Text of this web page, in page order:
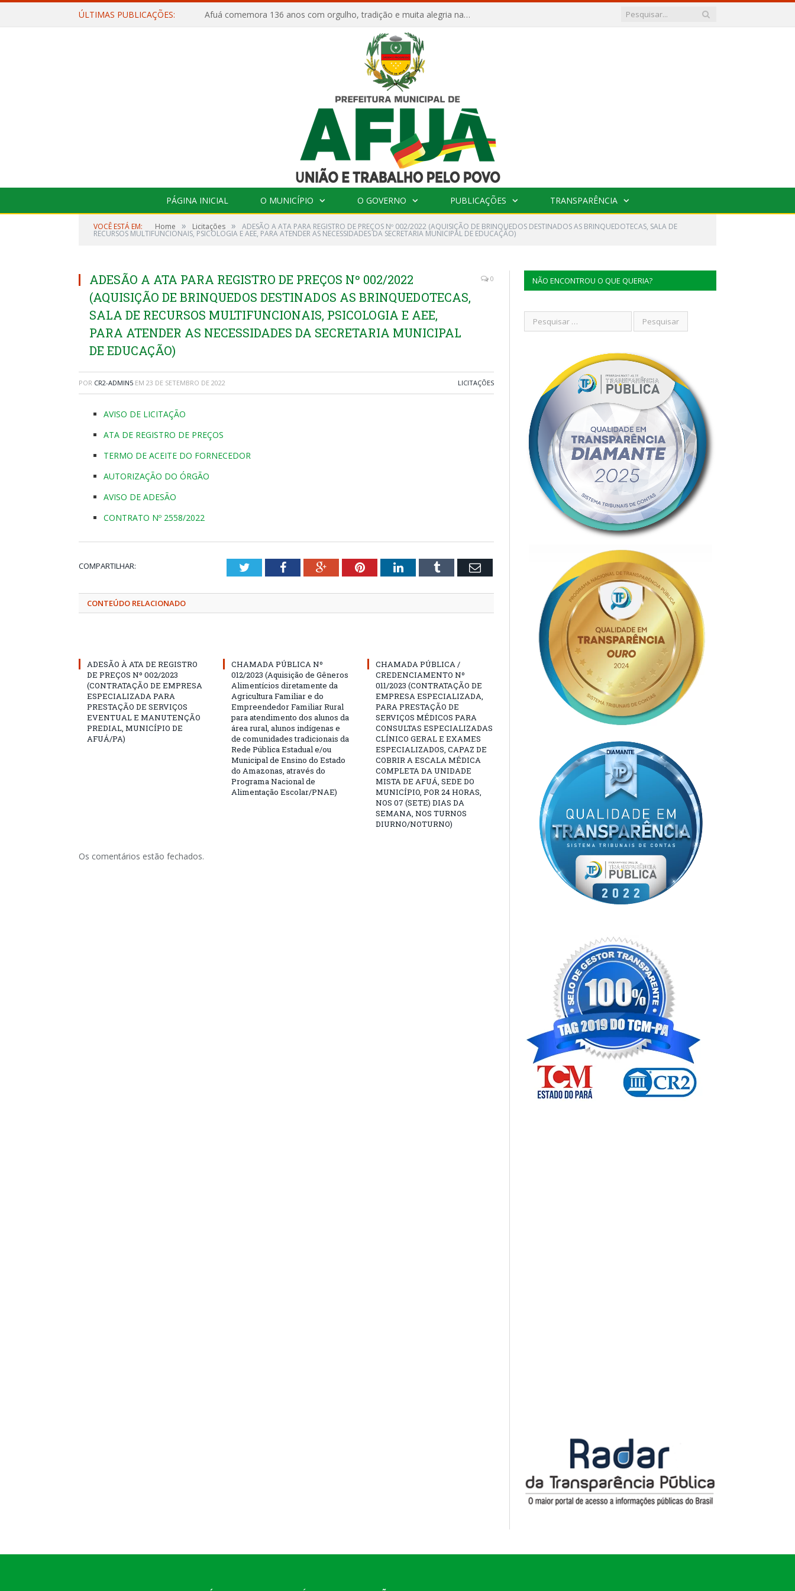
ÚLTIMAS PUBLICAÇÕES: Afuá comemora 136 anos com orgulho, tradição e muita alegria na Quadra Dr. Nelson Salomão
PÁGINA INICIAL O MUNICÍPIO O GOVERNO PUBLICAÇÕES TRANSPARÊNCIA
VOCÊ ESTÁ EM: Home » Licitações » ADESÃO A ATA PARA REGISTRO DE PREÇOS Nº 002/2022 (AQUISIÇÃO DE BRINQUEDOS DESTINADOS AS BRINQUEDOTECAS, SALA DE
RECURSOS MULTIFUNCIONAIS, PSICOLOGIA E AEE, PARA ATENDER AS NECESSIDADES DA SECRETARIA MUNICIPAL DE EDUCAÇÃO)
ADESÃO A ATA PARA REGISTRO DE PREÇOS Nº 002/2022
(AQUISIÇÃO DE BRINQUEDOS DESTINADOS AS BRINQUEDOTECAS,
SALA DE RECURSOS MULTIFUNCIONAIS, PSICOLOGIA E AEE,
PARA ATENDER AS NECESSIDADES DA SECRETARIA MUNICIPAL
DE EDUCAÇÃO)
0
POR CR2-ADMIN5 EM 23 DE SETEMBRO DE 2022 LICITAÇÕES
AVISO DE LICITAÇÃO
ATA DE REGISTRO DE PREÇOS
TERMO DE ACEITE DO FORNECEDOR
AUTORIZAÇÃO DO ÓRGÃO
AVISO DE ADESÃO
CONTRATO Nº 2558/2022
COMPARTILHAR: TwitterFacebookGoogle+PinterestLinkedInTumblr Email
CONTEÚDO RELACIONADO
ADESÃO À ATA DE REGISTRO
DE PREÇOS Nº 002/2023
(CONTRATAÇÃO DE EMPRESA
ESPECIALIZADA PARA
PRESTAÇÃO DE SERVIÇOS
EVENTUAL E MANUTENÇÃO
PREDIAL, MUNICÍPIO DE
AFUÁ/PA)
CHAMADA PÚBLICA Nº
012/2023 (Aquisição de Gêneros
Alimentícios diretamente da
Agricultura Familiar e do
Empreendedor Familiar Rural
para atendimento dos alunos da
área rural, alunos indígenas e
de comunidades tradicionais da
Rede Pública Estadual e/ou
Municipal de Ensino do Estado
do Amazonas, através do
Programa Nacional de
Alimentação Escolar/PNAE)
CHAMADA PÚBLICA /
CREDENCIAMENTO Nº
011/2023 (CONTRATAÇÃO DE
EMPRESA ESPECIALIZADA,
PARA PRESTAÇÃO DE
SERVIÇOS MÉDICOS PARA
CONSULTAS ESPECIALIZADAS
CLÍNICO GERAL E EXAMES
ESPECIALIZADOS, CAPAZ DE
COBRIR A ESCALA MÉDICA
COMPLETA DA UNIDADE
MISTA DE AFUÁ, SEDE DO
MUNICÍPIO, POR 24 HORAS,
NOS 07 (SETE) DIAS DA
SEMANA, NOS TURNOS
DIURNO/NOTURNO)
Os comentários estão fechados.
NÃO ENCONTROU O QUE QUERIA?